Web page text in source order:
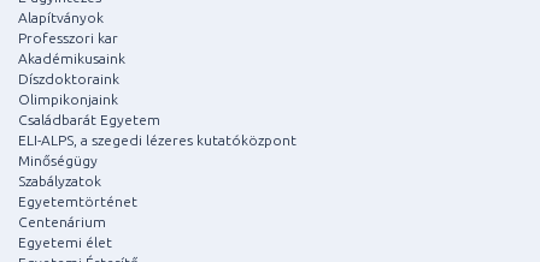
Alapítványok
Professzori kar
Akadémikusaink
Díszdoktoraink
Olimpikonjaink
Családbarát Egyetem
ELI-ALPS, a szegedi lézeres kutatóközpont
Minőségügy
Szabályzatok
Egyetemtörténet
Centenárium
Egyetemi élet